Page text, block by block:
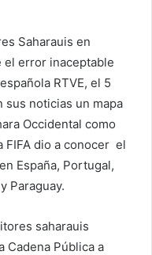
a
n
e
m
Saharauis en
el error inaceptable
RTVE, el 5
sus noticias un mapa
Occidental como
dio a conocer el
España, Portugal,
Paraguay.
saharauis
Cadena Pública a